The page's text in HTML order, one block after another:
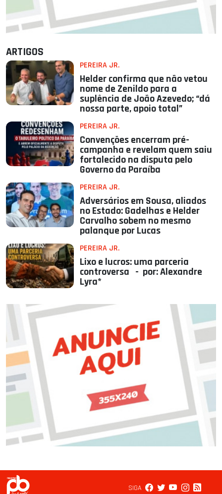
ARTIGOS
PEREIRA JR.
Helder confirma que não vetou
nome de Zenildo para a
suplência de João Azevedo; “dá
nossa parte, apoio total”
PEREIRA JR.
Convenções encerram pré-
campanha e revelam quem saiu
fortalecido na disputa pelo
Governo da Paraíba
PEREIRA JR.
Adversários em Sousa, aliados
no Estado: Gadelhas e Helder
Carvalho sobem no mesmo
palanque por Lucas
PEREIRA JR.
Lixo e lucros: uma parceria
controversa - por: Alexandre
Lyra*
SIGA